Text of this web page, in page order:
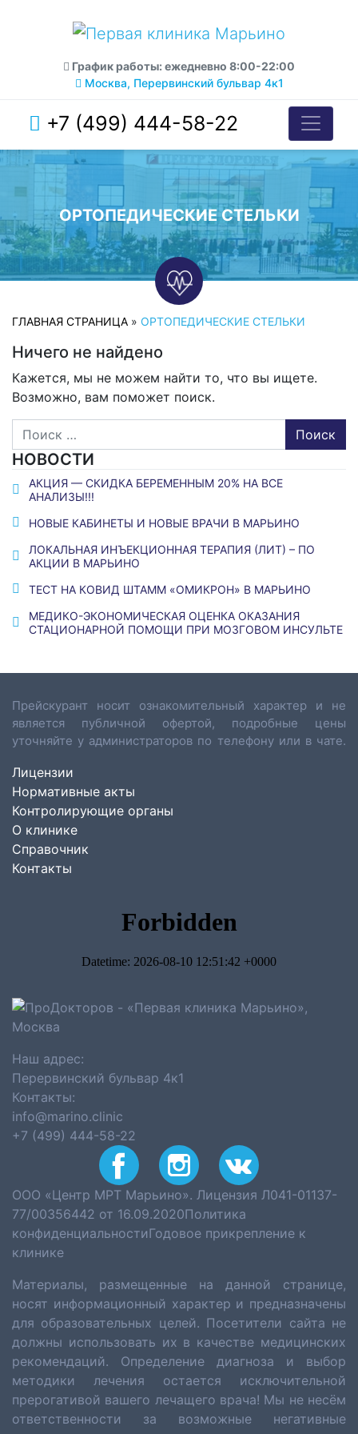
График работы: ежедневно 8:00-22:00
Москва, Перервинский бульвар 4к1
+7 (499) 444-58-22
ОРТОПЕДИЧЕСКИЕ СТЕЛЬКИ
ГЛАВНАЯ СТРАНИЦА » ОРТОПЕДИЧЕСКИЕ СТЕЛЬКИ
Ничего не найдено
Кажется, мы не можем найти то, что вы ищете.
Возможно, вам поможет поиск.
Поиск
НОВОСТИ
АКЦИЯ — СКИДКА БЕРЕМЕННЫМ 20% НА ВСЕ
АНАЛИЗЫ!!!
НОВЫЕ КАБИНЕТЫ И НОВЫЕ ВРАЧИ В МАРЬИНО
ЛОКАЛЬНАЯ ИНЪЕКЦИОННАЯ ТЕРАПИЯ (ЛИТ) – ПО
АКЦИИ В МАРЬИНО
ТЕСТ НА КОВИД ШТАММ «ОМИКРОН» В МАРЬИНО
МЕДИКО-ЭКОНОМИЧЕСКАЯ ОЦЕНКА ОКАЗАНИЯ
СТАЦИОНАРНОЙ ПОМОЩИ ПРИ МОЗГОВОМ ИНСУЛЬТЕ
Прейскурант носит ознакомительный характер и не
является публичной офертой, подробные цены
уточняйте у администраторов по телефону или в чате.
Лицензии
Нормативные акты
Контролирующие органы
О клинике
Справочник
Контакты
Наш адрес:
Перервинский бульвар 4к1
Контакты:
info@marino.clinic
+7 (499) 444-58-22
ООО «Центр МРТ Марьино». Лицензия Л041-01137-
77/00356442 от 16.09.2020Политика
конфиденциальностиГодовое прикрепление к
клинике
Материалы, размещенные на данной странице,
носят информационный характер и предназначены
для образовательных целей. Посетители сайта не
должны использовать их в качестве медицинских
рекомендаций. Определение диагноза и выбор
методики лечения остается исключительной
прерогативой вашего лечащего врача! Мы не несём
ответственности за возможные негативные